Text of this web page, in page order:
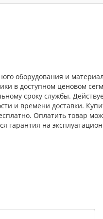
оборудования и
в доступном ценовом
сроку службы.
и времени доставки.
Оплатить товар
гарантия на